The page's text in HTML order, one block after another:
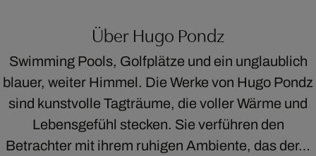
Über Hugo Pondz
Swimming Pools, Golfplätze und ein unglaublich
blauer, weiter Himmel. Die Werke von Hugo Pondz
sind kunstvolle Tagträume, die voller Wärme und
Lebensgefühl stecken. Sie verführen den
Betrachter mit ihrem ruhigen Ambiente, das der…